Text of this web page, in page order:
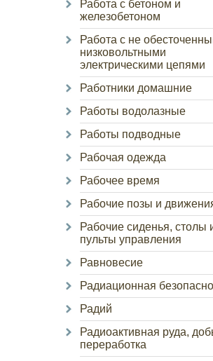
Работа с бетоном и
железобетоном
Работа с не
низковольтными
электрическими цепями
Работники домашние
Работы водолазные
Работы подводные
Рабочая одежда
Рабочее время
Рабочие позы и
Рабочие сиденья, столы
пульты управления
Равновесие
Радиационная
Радий
Радиоактивная руда,
переработка